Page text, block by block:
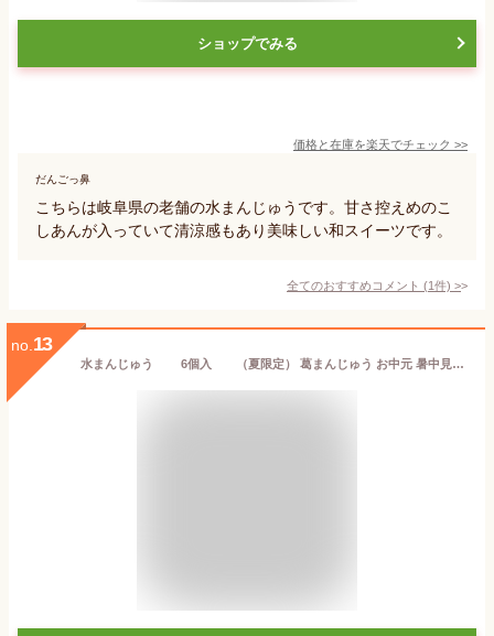
ショップでみる
価格と在庫を楽天でチェック >>
だんごっ鼻
こちらは岐阜県の老舗の水まんじゅうです。甘さ控えめのこ
しあんが入っていて清涼感もあり美味しい和スイーツです。
全てのおすすめコメント (1件) >
no. 13
水まんじゅう 6個入 （夏限定） 葛まんじゅう お中元 暑中見舞い 贈り物 ギフト 和菓子 スイーツ 夏限定 熨斗対応 熱海 老舗 上品 間瀬 祖父 祖母 義父 義母 実家 お土産 生菓子 涼菓 伊豆 のどごし 冷蔵 クール便 御中元 お菓子 残暑見舞い お盆